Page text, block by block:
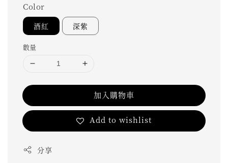
Color
酒紅 深紫
數量
加入購物車
Add to wishlist
分享